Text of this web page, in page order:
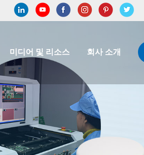
미디어 및 리소스 회사 소개